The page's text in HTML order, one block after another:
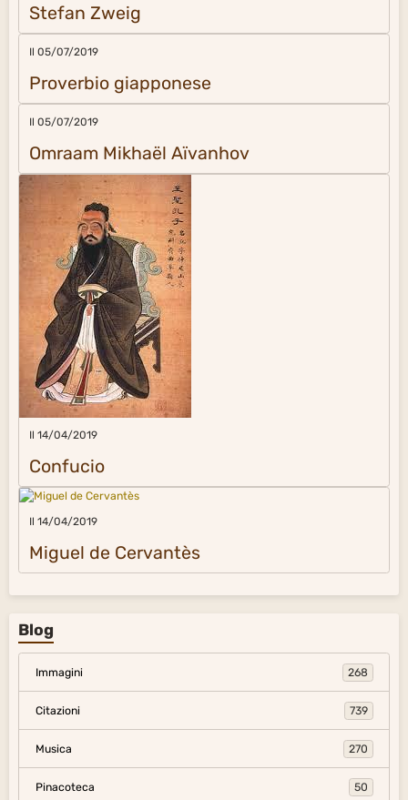
Stefan Zweig
Il 05/07/2019
Proverbio giapponese
Il 05/07/2019
Omraam Mikhaël Aïvanhov
Il 14/04/2019
Confucio
Il 14/04/2019
Miguel de Cervantès
Blog
Immagini 268
Citazioni 739
Musica 270
Pinacoteca 50